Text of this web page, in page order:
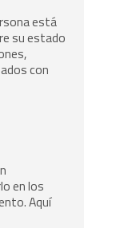
está
su estado
con
en los
Aquí